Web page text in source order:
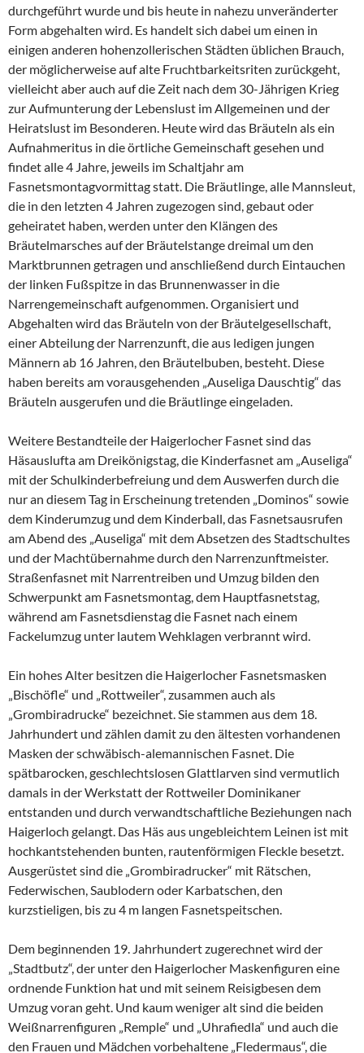
durchgeführt wurde und bis heute in nahezu unveränderter
Form abgehalten wird. Es handelt sich dabei um einen in
einigen anderen hohenzollerischen Städten üblichen Brauch,
der möglicherweise auf alte Fruchtbarkeitsriten zurückgeht,
vielleicht aber auch auf die Zeit nach dem 30-Jährigen Krieg
zur Aufmunterung der Lebenslust im Allgemeinen und der
Heiratslust im Besonderen. Heute wird das Bräuteln als ein
Aufnahmeritus in die örtliche Gemeinschaft gesehen und
findet alle 4 Jahre, jeweils im Schaltjahr am
Fasnetsmontagvormittag statt. Die Bräutlinge, alle Mannsleut,
die in den letzten 4 Jahren zugezogen sind, gebaut oder
geheiratet haben, werden unter den Klängen des
Bräutelmarsches auf der Bräutelstange dreimal um den
Marktbrunnen getragen und anschließend durch Eintauchen
der linken Fußspitze in das Brunnenwasser in die
Narrengemeinschaft aufgenommen. Organisiert und
Abgehalten wird das Bräuteln von der Bräutelgesellschaft,
einer Abteilung der Narrenzunft, die aus ledigen jungen
Männern ab 16 Jahren, den Bräutelbuben, besteht. Diese
haben bereits am vorausgehenden „Auseliga Dauschtig“ das
Bräuteln ausgerufen und die Bräutlinge eingeladen.
Weitere Bestandteile der Haigerlocher Fasnet sind das
Häsauslufta am Dreikönigstag, die Kinderfasnet am „Auseliga“
mit der Schulkinderbefreiung und dem Auswerfen durch die
nur an diesem Tag in Erscheinung tretenden „Dominos“ sowie
dem Kinderumzug und dem Kinderball, das Fasnetsausrufen
am Abend des „Auseliga“ mit dem Absetzen des Stadtschultes
und der Machtübernahme durch den Narrenzunftmeister.
Straßenfasnet mit Narrentreiben und Umzug bilden den
Schwerpunkt am Fasnetsmontag, dem Hauptfasnetstag,
während am Fasnetsdienstag die Fasnet nach einem
Fackelumzug unter lautem Wehklagen verbrannt wird.
Ein hohes Alter besitzen die Haigerlocher Fasnetsmasken
„Bischöfle“ und „Rottweiler“, zusammen auch als
„Grombiradrucke“ bezeichnet. Sie stammen aus dem 18.
Jahrhundert und zählen damit zu den ältesten vorhandenen
Masken der schwäbisch-alemannischen Fasnet. Die
spätbarocken, geschlechtslosen Glattlarven sind vermutlich
damals in der Werkstatt der Rottweiler Dominikaner
entstanden und durch verwandtschaftliche Beziehungen nach
Haigerloch gelangt. Das Häs aus ungebleichtem Leinen ist mit
hochkantstehenden bunten, rautenförmigen Fleckle besetzt.
Ausgerüstet sind die „Grombiradrucker“ mit Rätschen,
Federwischen, Saublodern oder Karbatschen, den
kurzstieligen, bis zu 4 m langen Fasnetspeitschen.
Dem beginnenden 19. Jahrhundert zugerechnet wird der
„Stadtbutz“, der unter den Haigerlocher Maskenfiguren eine
ordnende Funktion hat und mit seinem Reisigbesen dem
Umzug voran geht. Und kaum weniger alt sind die beiden
Weißnarrenfiguren „Remple“ und „Uhrafiedla“ und auch die
den Frauen und Mädchen vorbehaltene „Fledermaus“, die